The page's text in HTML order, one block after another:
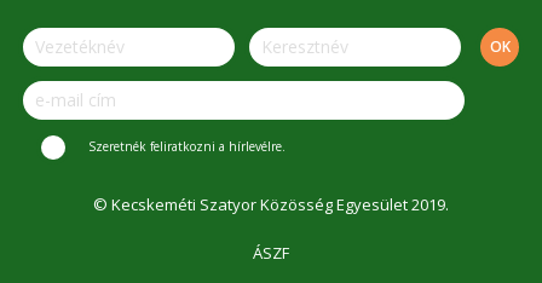
Szeretnék feliratkozni a hírlevélre.
© Kecskeméti Szatyor Közösség Egyesület 2019.
ÁSZF